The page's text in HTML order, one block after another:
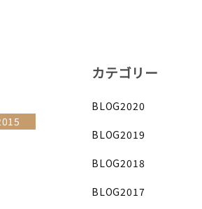
カテゴリー
BLOG2020
BLOG2019
BLOG2018
BLOG2017